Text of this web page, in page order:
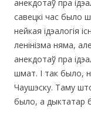
анекдотаў пра
савецкі час было
нейкая ідэалогія
ленiнiзма няма,
анекдотаў пра
шмат. І так было,
Чаушэску. Таму што
было, а дыктатар